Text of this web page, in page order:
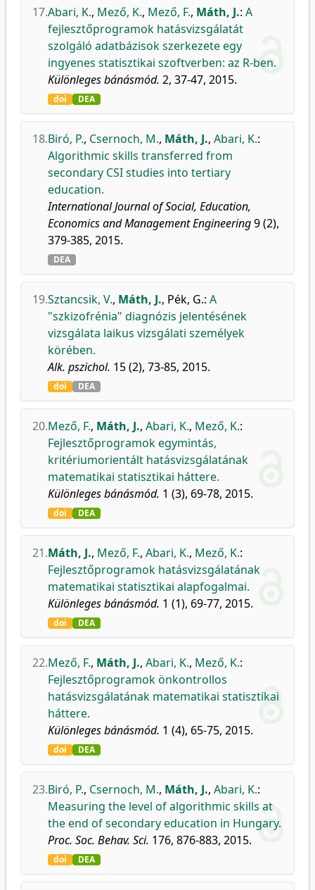
17.Abari, K., Mező, K., Mező, F., Máth, J.: A
fejlesztőprogramok hatásvizsgálatát
szolgáló adatbázisok szerkezete egy
ingyenes statisztikai szoftverben: az R-ben.
Különleges bánásmód. 2, 37-47, 2015.
doi DEA
18.Biró, P., Csernoch, M., Máth, J., Abari, K.:
Algorithmic skills transferred from
secondary CSI studies into tertiary
education.
International Journal of Social, Education,
Economics and Management Engineering9 (2),
379-385, 2015.
DEA
19.Sztancsik, V., Máth, J., Pék, G.: A
"szkizofrénia" diagnózis jelentésének
vizsgálata laikus vizsgálati személyek
körében.
Alk. pszichol. 15 (2), 73-85, 2015.
doi DEA
20.Mező, F., Máth, J., Abari, K., Mező, K.:
Fejlesztőprogramok egymintás,
kritériumorientált hatásvizsgálatának
matematikai statisztikai háttere.
Különleges bánásmód. 1 (3), 69-78, 2015.
doi DEA
21.Máth, J., Mező, F., Abari, K., Mező, K.:
Fejlesztőprogramok hatásvizsgálatának
matematikai statisztikai alapfogalmai.
Különleges bánásmód. 1 (1), 69-77, 2015.
doi DEA
22.Mező, F., Máth, J., Abari, K., Mező, K.:
Fejlesztőprogramok önkontrollos
hatásvizsgálatának matematikai statisztikai
háttere.
Különleges bánásmód. 1 (4), 65-75, 2015.
doi DEA
23.Biró, P., Csernoch, M., Máth, J., Abari, K.:
Measuring the level of algorithmic skills at
the end of secondary education in Hungary.
Proc. Soc. Behav. Sci. 176, 876-883, 2015.
doi DEA